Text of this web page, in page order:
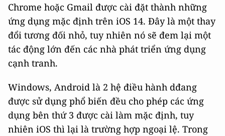
Chrome hoặc Gmail được cài đặt thành những
ứng dụng mặc định trên iOS 14. Đây là một thay
đổi tương đối nhỏ, tuy nhiên nó sẽ đem lại một
tác động lớn đến các nhà phát triển ứng dụng
cạnh tranh.
Windows, Android là 2 hệ điều hành dđang
được sử dụng phổ biến đều cho phép các ứng
dụng bên thứ 3 được cài làm mặc định, tuy
nhiên iOS thì lại là trường hợp ngoại lệ. Trong